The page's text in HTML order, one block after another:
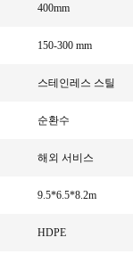
400mm
150-300 mm
스테인레스 스틸
순환수
해외 서비스
9.5*6.5*8.2m
HDPE